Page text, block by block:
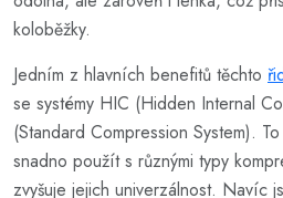
koloběžky.
Jedním z hlavních benefitů těchto
se systémy HIC (Hidden Internal
(Standard Compression System).
snadno použít s různými typy
zvyšuje jejich univerzálnost. Navíc